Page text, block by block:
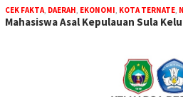
CEK FAKTA, DAERAH, EKONOMI, KOTA TERNATE,
Mahasiswa Asal Kepulauan Sula